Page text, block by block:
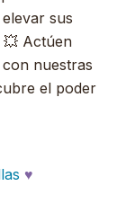
sus
Actúen
nuestras
el poder
♥